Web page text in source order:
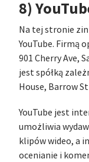
8)
Na tej stronie
YouTube. Firmą
901 Cherry Ave,
jest spółką
House, Barrow
YouTube jest
umożliwia
klipów wideo, a
ocenianie i